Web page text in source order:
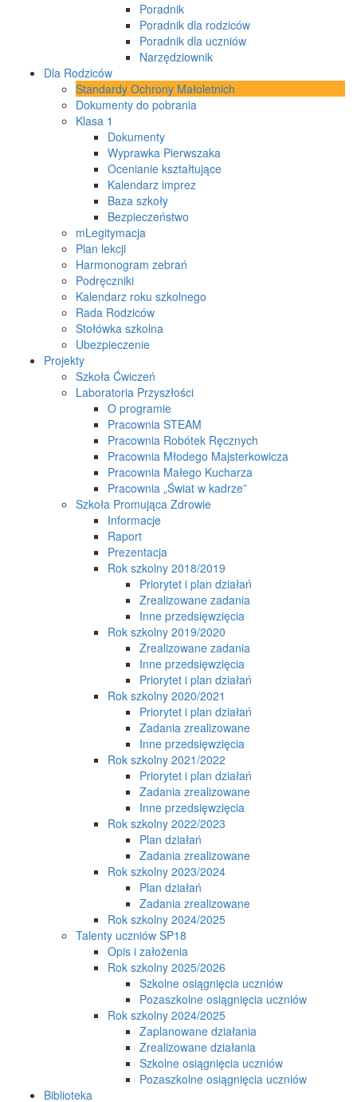
Poradnik
Poradnik dla rodziców
Poradnik dla uczniów
Narzędziownik
Dla Rodziców
Standardy Ochrony Małoletnich
Dokumenty do pobrania
Klasa 1
Dokumenty
Wyprawka Pierwszaka
Ocenianie kształtujące
Kalendarz imprez
Baza szkoły
Bezpieczeństwo
mLegitymacja
Plan lekcji
Harmonogram zebrań
Podręczniki
Kalendarz roku szkolnego
Rada Rodziców
Stołówka szkolna
Ubezpieczenie
Projekty
Szkoła Ćwiczeń
Laboratoria Przyszłości
O programie
Pracownia STEAM
Pracownia Robótek Ręcznych
Pracownia Młodego Majsterkowicza
Pracownia Małego Kucharza
Pracownia „Świat w kadrze”
Szkoła Promująca Zdrowie
Informacje
Raport
Prezentacja
Rok szkolny 2018/2019
Priorytet i plan działań
Zrealizowane zadania
Inne przedsięwzięcia
Rok szkolny 2019/2020
Zrealizowane zadania
Inne przedsięwzięcia
Priorytet i plan działań
Rok szkolny 2020/2021
Priorytet i plan działań
Zadania zrealizowane
Inne przedsięwzięcia
Rok szkolny 2021/2022
Priorytet i plan działań
Zadania zrealizowane
Inne przedsięwzięcia
Rok szkolny 2022/2023
Plan działań
Zadania zrealizowane
Rok szkolny 2023/2024
Plan działań
Zadania zrealizowane
Rok szkolny 2024/2025
Talenty uczniów SP18
Opis i założenia
Rok szkolny 2025/2026
Szkolne osiągnięcia uczniów
Pozaszkolne osiągnięcia uczniów
Rok szkolny 2024/2025
Zaplanowane działania
Zrealizowane działania
Szkolne osiągnięcia uczniów
Pozaszkolne osiągnięcia uczniów
Biblioteka